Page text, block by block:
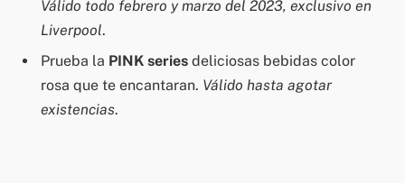
Válido todo febrero y marzo del 2023, exclusivo en
Liverpool.
Prueba la PINK series deliciosas bebidas color
rosa que te encantaran. Válido hasta agotar
existencias.